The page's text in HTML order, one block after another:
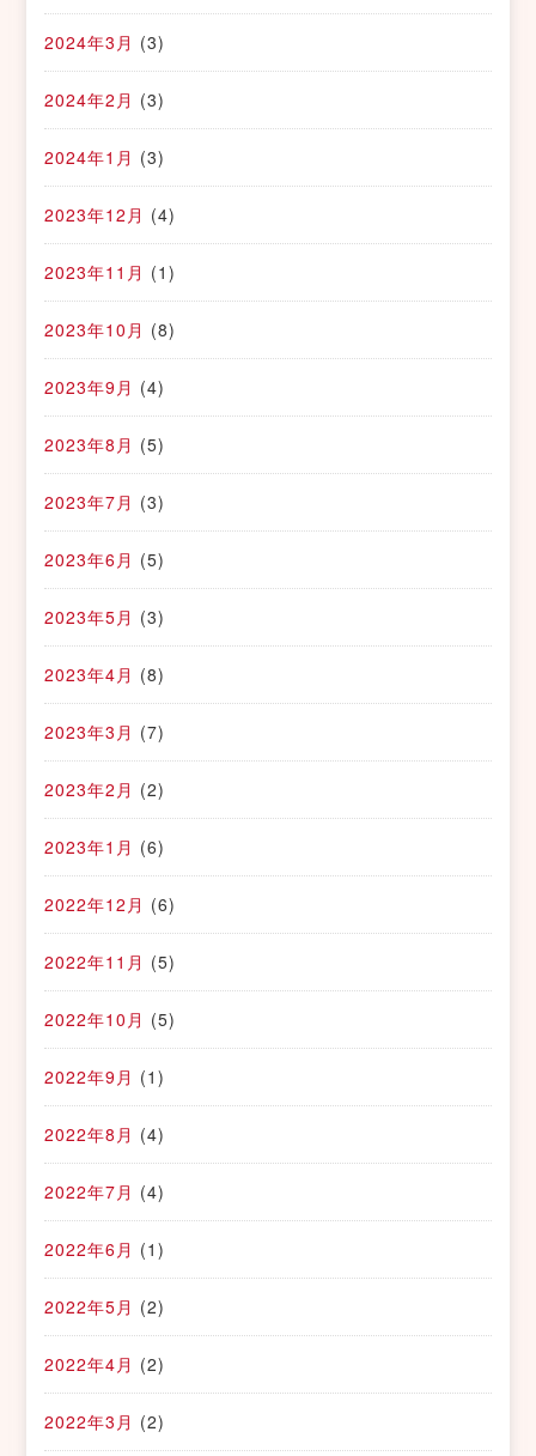
2024年3月 (3)
2024年2月 (3)
2024年1月 (3)
2023年12月 (4)
2023年11月 (1)
2023年10月 (8)
2023年9月 (4)
2023年8月 (5)
2023年7月 (3)
2023年6月 (5)
2023年5月 (3)
2023年4月 (8)
2023年3月 (7)
2023年2月 (2)
2023年1月 (6)
2022年12月 (6)
2022年11月 (5)
2022年10月 (5)
2022年9月 (1)
2022年8月 (4)
2022年7月 (4)
2022年6月 (1)
2022年5月 (2)
2022年4月 (2)
2022年3月 (2)